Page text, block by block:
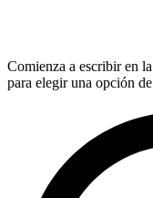
Comienza a escribir en
para elegir una opción